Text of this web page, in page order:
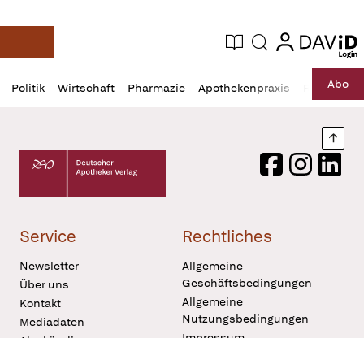
Deutsche Apotheker Zeitung
Aktuelle Ausgabe
Suche login
login
Politik Wirtschaft Pharmazie Apothekenpraxis RechtAbo
Profil
öffnen
Daz
Pur
Deutscher Apotheker Verlag Logo
FacebookInstagram
Service
Newsletter
Über uns
Kontakt
Mediadaten
Rechtliches
Allgemeine
Geschäftsbedingungen
Allgemeine
Nutzungsbedingungen